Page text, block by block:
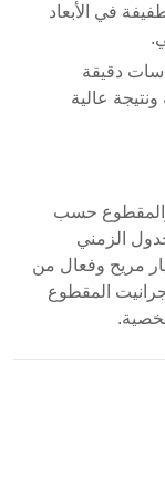
في الأبعاد
دقيقة
عالية
والمقطوع حسب
الزمني
مريح وفعال من
المقطوع